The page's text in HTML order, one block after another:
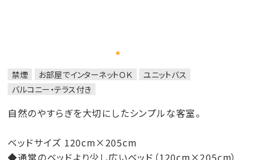
禁煙 お部屋でインターネットＯＫ
ユニットバス
バルコニー・テラス付き
自然のやすらぎを大切にしたシンプルな客室。
ベッドサイズ 120cm×205cm
◆通常のベッドより少し広いベッド（120cm×205cm）